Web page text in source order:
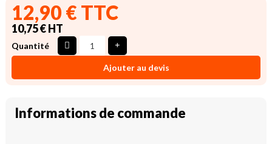
12,90 € TTC
10,75 € HT
Quantité
Ajouter au devis
Informations de commande